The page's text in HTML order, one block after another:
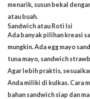
menarik, susun bekal
atau buah.
Sandwich atau Roti Isi
Ada banyak pilihan kreasi
mungkin. Ada egg mayo
tuna mayo, sandwich
Agar lebih praktis,
Anda miliki di kulkas. Cara
bahan sandwich siap dan